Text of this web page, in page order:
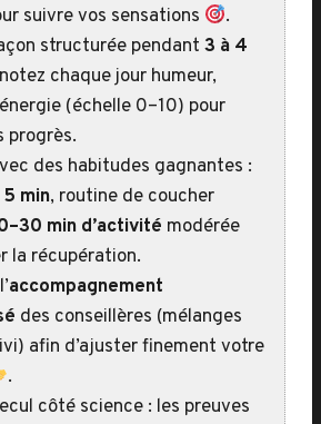
suivre vos sensations
.
structurée pendant 3 à 4
chaque jour humeur,
(échelle 0–10) pour
progrès.
des habitudes gagnantes :
min, routine de coucher
min d’activité modérée
la récupération.
accompagnement
des conseillères (mélanges
afin d’ajuster finement votre
.
côté science : les preuves